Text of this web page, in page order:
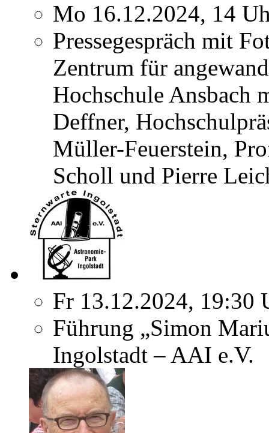
Mo 16.12.2024, 14
Pressegespräch mit
Zentrum für
Hochschule Ansbach
Deffner,
Müller-Feuerstein,
Scholl und Pierre
Fr 13.12.2024, 19:30
Führung „Simon
Ingolstadt – AAI e.V.